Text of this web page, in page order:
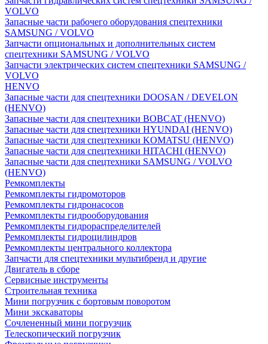
VOLVO
Запасные части рабочего оборудования спецтехники
SAMSUNG / VOLVO
Запчасти опциональных и дополнительных систем
спецтехники SAMSUNG / VOLVO
Запчасти электрических систем спецтехники SAMSUNG /
VOLVO
HENVO
Запасные части для спецтехники DOOSAN / DEVELON
(HENVO)
Запасные части для спецтехники BOBCAT (HENVO)
Запасные части для спецтехники HYUNDAI (HENVO)
Запасные части для спецтехники KOMATSU (HENVO)
Запасные части для спецтехники HITACHI (HENVO)
Запасные части для спецтехники SAMSUNG / VOLVO
(HENVO)
Ремкомплекты
Ремкомплекты гидромоторов
Ремкомплекты гидронасосов
Ремкомплекты гидрооборудования
Ремкомплекты гидрораспределителей
Ремкомплекты гидроцилиндров
Ремкомплекты центрального коллектора
Запчасти для спецтехники мультибренд и другие
Двигатель в сборе
Сервисные инструменты
Строительная техника
Мини погрузчик с бортовым поворотом
Мини экскаваторы
Сочлененный мини погрузчик
Телескопический погрузчик